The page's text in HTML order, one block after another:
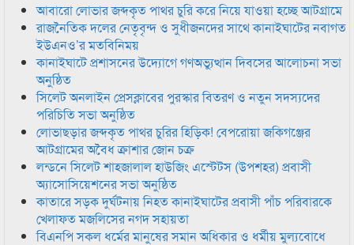
আবারো লোভার জব্দকৃত পাথর চুরি করে নিয়ে যাওয়া হচ্ছে আটগ্রামে
রাজনৈতিক দলের নেতৃবৃন্দ ও সুধীজনদের সাথে কানাইঘাটের নবাগত
ইউএনও’র মতবিনিময়
কানাইঘাটে প্রশাসনের উদ্যোগে গণঅভ্যুত্থান দিবসের আলোচনা সভা
অনুষ্ঠিত
সিলেট অনলাইন প্রেসক্লাবের পুরস্কার বিতরণ ও নতুন সদস্যদের
পরিচিতি সভা অনুষ্ঠিত
লোভাছড়ার জব্দকৃত পাথর চুরির হিড়িক! বেপরোয়া জকিগঞ্জের
আটগ্রামের অবৈধ ক্রাশার জোন চক্র
লন্ডনে সিলেট শাহজালাল হাউজিং এস্টেটস (উপশহর) প্রবাসী
অ্যাসোসিয়েশনের সভা অনুষ্ঠিত
কাতারে সড়ক দুর্ঘটনায় নিহত কানাইঘাটের প্রবাসী পাঁচ পরিবারকে
খেলাফত মজলিসের নগদ সহায়তা
বিএনপি সকল ধর্মের মানুষের সমান অধিকার ও ধর্মীয় মুল্যবোধে